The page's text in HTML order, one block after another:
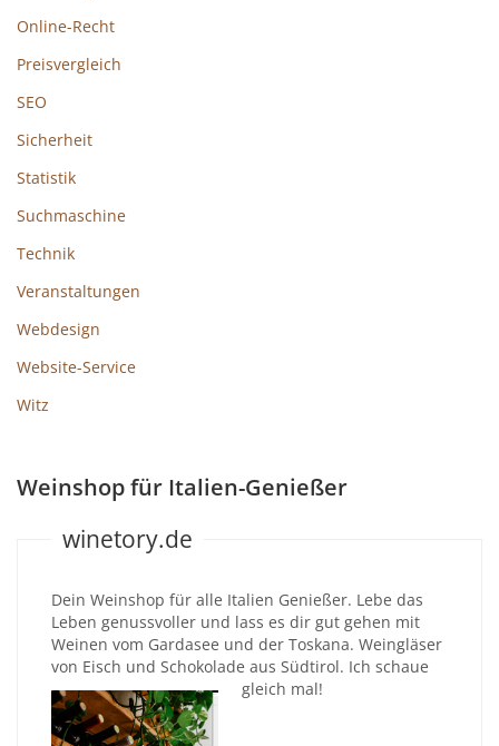
Online-Recht
Preisvergleich
SEO
Sicherheit
Statistik
Suchmaschine
Technik
Veranstaltungen
Webdesign
Website-Service
Witz
Weinshop für Italien-Genießer
winetory.de
Dein Weinshop für alle Italien Genießer. Lebe das
Leben genussvoller und lass es dir gut gehen mit
Weinen vom Gardasee und der Toskana. Weingläser
von Eisch und Schokolade aus Südtirol. Ich schaue
gleich mal!